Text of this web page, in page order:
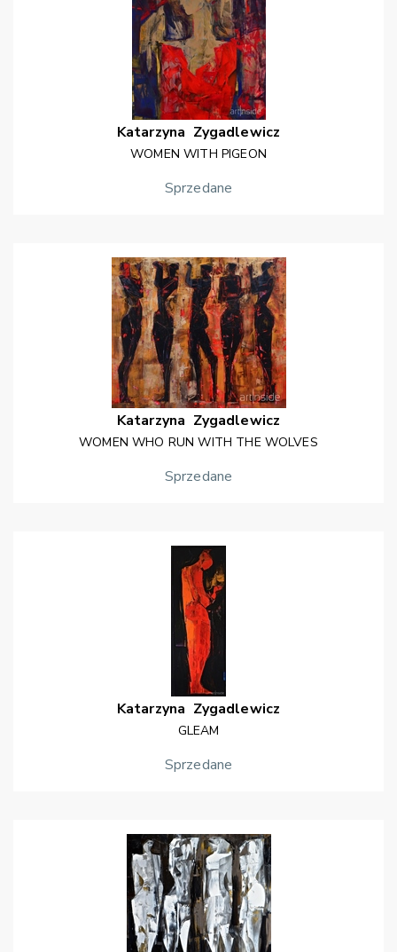
Katarzyna Zygadlewicz
WOMEN WITH PIGEON
Sprzedane
Katarzyna Zygadlewicz
WOMEN WHO RUN WITH THE WOLVES
Sprzedane
Katarzyna Zygadlewicz
GLEAM
Sprzedane